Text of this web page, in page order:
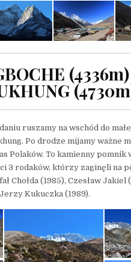
(4336m)
ruszamy na wschód do
Po drodze mijamy ważne
Polaków. To kamienny pomnik
3 rodaków, którzy zaginęli na
Chołda (1985), Czesław Jakiel
Kukuczka (1989).